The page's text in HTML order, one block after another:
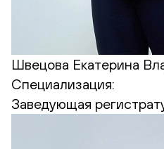
Швецова Екатерина
Специализация:
Заведующая